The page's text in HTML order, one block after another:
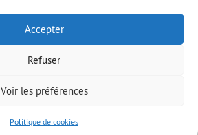
Accepter
Refuser
Voir les préférences
Politique de cookies
Правна информация